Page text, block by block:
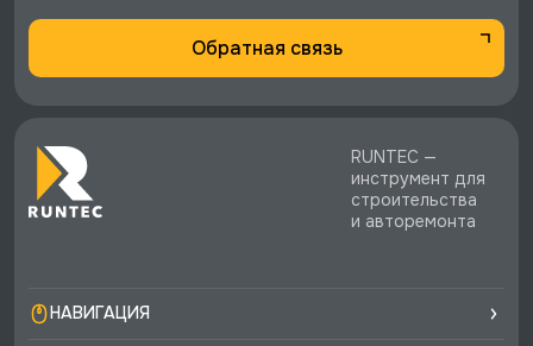
Обратная связь
RUNTEC —
инструмент для
строительства
и авторемонта
НАВИГАЦИЯ